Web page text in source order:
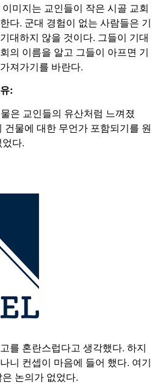
미지는 교인들이 작은 시골 교회
다. 군대 경험이 없는 사람들은 기
대하지 않을 것이다. 그들이 기대
의 이름을 알고 그들이 아프면 기
져가기를 바란다.
:
은 교인들의 유산처럼 느껴졌
건물에 대한 무언가 포함되기를 원
다.
를 혼란스럽다고 생각했다. 하지
니 컨셉이 마음에 들어 했다. 여기
논의가 없었다.